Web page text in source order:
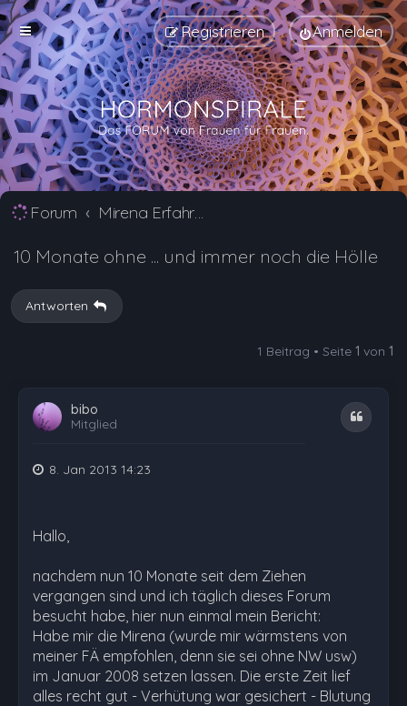
Anmelden
Registrieren
Forum Mirena Erfahrungsberichte und Nebenwirkungen
10 Monate ohne ... und immer noch die Hölle
Antworten
1 Beitrag • Seite 1 von 1
bibo
Mitglied
Zitat
8. Jan 2013 14:23
Hallo,
nachdem nun 10 Monate seit dem Ziehen
vergangen sind und ich täglich dieses Forum
besucht habe, hier nun einmal mein Bericht:
Habe mir die Mirena (wurde mir wärmstens von
meiner FÄ empfohlen, denn sie sei ohne NW usw)
im Januar 2008 setzen lassen. Die erste Zeit lief
alles recht gut - Verhütung war gesichert - Blutung